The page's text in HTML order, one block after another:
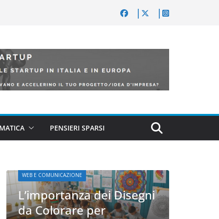
PENSIERI SPARSI
WEB E COMUNICAZIONE